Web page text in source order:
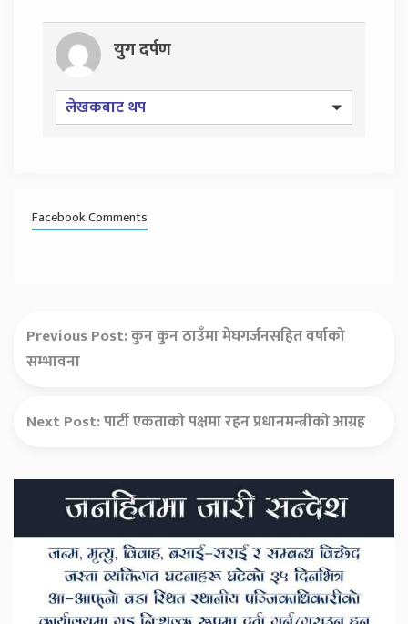
युग दर्पण
लेखकबाट थप
Facebook Comments
Previous Post:कुन कुन ठाउँमा मेघगर्जनसहित वर्षाको
सम्भावना
Next Post:पार्टी एकताको पक्षमा रहन प्रधानमन्त्रीको आग्रह
Secondary
Sidebar